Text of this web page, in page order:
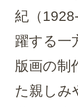
紀（
躍する一
版画の制
た親しみ